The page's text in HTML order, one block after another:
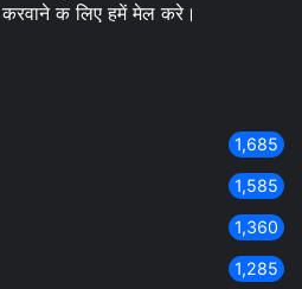
करवाने क लिए हमें मेल करे।
1,685
1,585
1,360
1,285